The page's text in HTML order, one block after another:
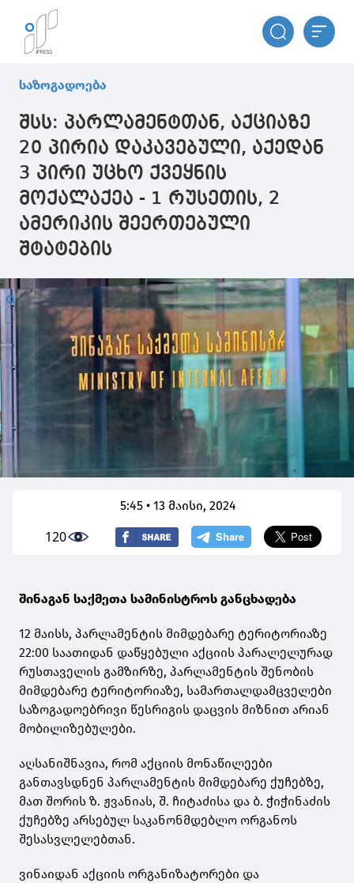
საზოგადოება
შსს: პარლამენტთან, აქციაზე
20 პირია დაკავებული, აქედან
3 პირი უცხო ქვეყნის
მოქალაქეა - 1 რუსეთის, 2
ამერიკის შეერთებული
შტატების
5:45 • 13 მაისი, 2024
120
შინაგან საქმეთა სამინისტროს განცხადება
12 მაისს, პარლამენტის მიმდებარე ტერიტორიაზე
22:00 საათიდან დაწყებული აქციის პარალელურად
რუსთაველის გამზირზე, პარლამენტის შენობის
მიმდებარე ტერიტორიაზე, სამართალდამცველები
საზოგადოებრივი წესრიგის დაცვის მიზნით არიან
მობილიზებულები.
აღსანიშნავია, რომ აქციის მონაწილეები
განთავსდნენ პარლამენტის მიმდებარე ქუჩებზე,
მათ შორის ზ. ჟვანიას, შ. ჩიტაძისა და ბ. ჭიჭინაძის
ქუჩებზე არსებულ საკანონმდებლო ორგანოს
შესასვლელებთან.
ვინაიდან აქციის ორგანიზატორები და